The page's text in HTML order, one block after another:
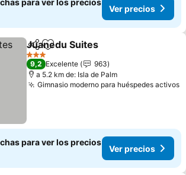
para ver los precios
Ver precios
CompartirAñadir a favoritos
Juanedu Suites
3 Estrellas
9,2 Excelente
963
a 5.2 km de: Isla de Palm
Gimnasio moderno para huéspedes activos
para ver los precios
Ver precios